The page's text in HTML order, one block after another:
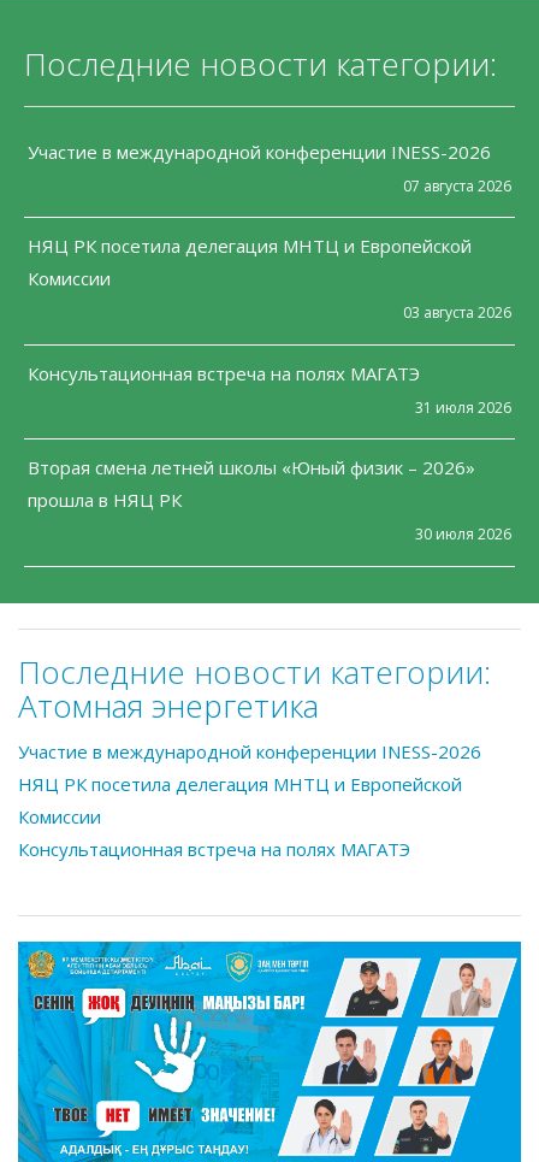
Последние новости категории:
Участие в международной конференции INESS-2026
07 августа 2026
НЯЦ РК посетила делегация МНТЦ и Европейской
Комиссии
03 августа 2026
Консультационная встреча на полях МАГАТЭ
31 июля 2026
Вторая смена летней школы «Юный физик – 2026»
прошла в НЯЦ РК
30 июля 2026
Последние новости категории:
Атомная энергетика
Участие в международной конференции INESS-2026
НЯЦ РК посетила делегация МНТЦ и Европейской
Комиссии
Консультационная встреча на полях МАГАТЭ